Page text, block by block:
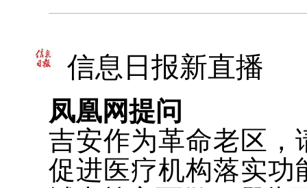
信息日报新直播
凤凰网提问
吉安作为革命老区，
促进医疗机构落实功